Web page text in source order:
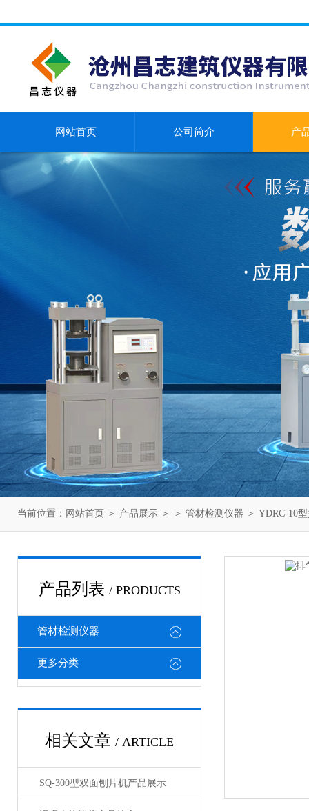
网站首页 公司简介 产
当前位置： 网站首页 ＞ 产品展示 ＞ ＞ 管材检测仪器 ＞ YDRC-10
产品列表 / PRODUCTS
管材检测仪器
更多分类
相关文章 / ARTICLE
SQ-300型双面刨片机产品展示